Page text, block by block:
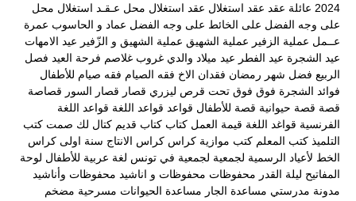
2024 عائلة عقد عقد استغلال عقد استغلال محل عـقـد استغلال محل
على وجه الفضل على الخائط على وجه الفضل عماد و الحاسوب عمرة
عــمل عملية الزفير عملية الشهيق عملية الشهيق و الزّفير عيد الامهات
عيد الشجرة عيد الفطر عيد ميلاد والدي غروب غلاصم فرحة العيد فصل
الربيع فضل شهر رمضان فقدان الاخ فقه الصيام فقه صيام للأطفال
فوائد الشجرة فوق فوق تحت قرص ليزري قصار قصار السور قصاصة
قصة قصة حيوانية قصة للأطفال قواعد قواعد اللغة قواعد اللغة
الفرنسية قواغد اللغة قيمة العمل كتاب كتاب قديم كتال لك صمت كتب
التلميذ كتب المعلم كتب موازية كراس كراس الانتاج سنة اولى كراس
الخط لأعياد الرسمية لجمعية لجمعية في تونس لغة عربية للأطفال لوحة
المفاتيح ليلة القدر محفوظات محفوظات و اناشيد محفوظات وأناشيد
مدونة مدرستي مساعدة الجار مساعدة الحيوانات مسرحية مضخم